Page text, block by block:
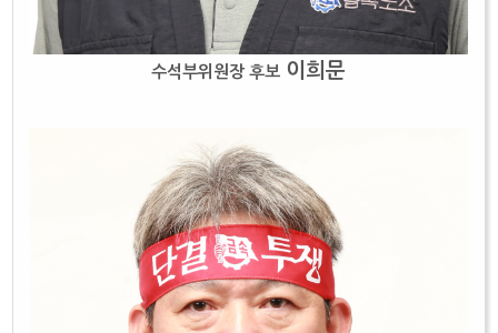
수석부위원장 후보 이희문